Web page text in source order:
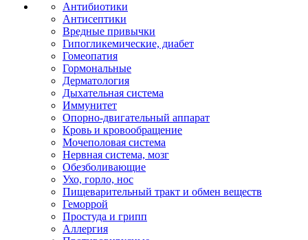
Антибиотики
Антисептики
Вредные привычки
Гипогликемические, диабет
Гомеопатия
Гормональные
Дерматология
Дыхательная система
Иммунитет
Опорно-двигательный аппарат
Кровь и кровообращение
Мочеполовая система
Нервная система, мозг
Обезболивающие
Ухо, горло, нос
Пищеварительный тракт и обмен веществ
Геморрой
Простуда и грипп
Аллергия